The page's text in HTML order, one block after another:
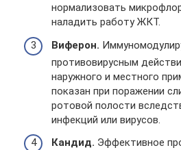
нормализовать
наладить работу ЖКТ.
Виферон.
противовирусным
наружного и местного
показан при поражении
ротовой полости
инфекций или вирусов.
Кандид. Эффективное